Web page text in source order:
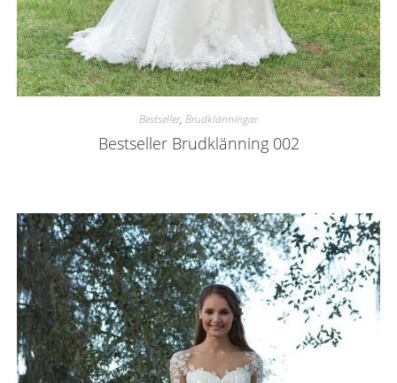
Bestseller, Brudklänningar
Bestseller Brudklänning 002